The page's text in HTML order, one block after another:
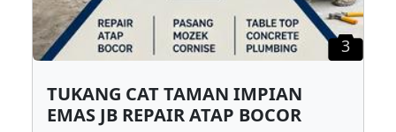
3
TUKANG CAT TAMAN IMPIAN
EMAS JB REPAIR ATAP BOCOR